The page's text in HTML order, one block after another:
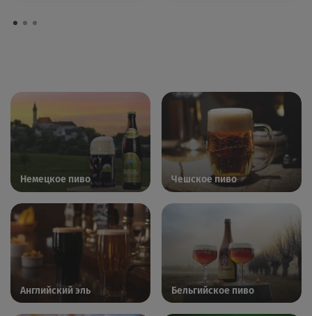
Немецкое пиво Чешское пиво
Английский эль Бельгийское пиво